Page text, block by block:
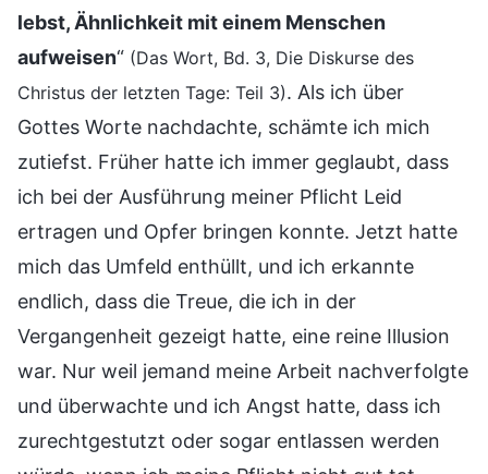
lebst, Ähnlichkeit mit einem Menschen
aufweisen“ (Das Wort, Bd. 3, Die Diskurse des
Christus der letzten Tage: Teil 3). Als ich über
Gottes Worte nachdachte, schämte ich mich
zutiefst. Früher hatte ich immer geglaubt, dass
ich bei der Ausführung meiner Pflicht Leid
ertragen und Opfer bringen konnte. Jetzt hatte
mich das Umfeld enthüllt, und ich erkannte
endlich, dass die Treue, die ich in der
Vergangenheit gezeigt hatte, eine reine Illusion
war. Nur weil jemand meine Arbeit nachverfolgte
und überwachte und ich Angst hatte, dass ich
zurechtgestutzt oder sogar entlassen werden